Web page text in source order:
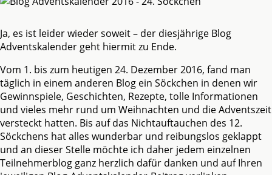
Ja, es ist leider wieder soweit – der diesjährige Blog
Adventskalender geht hiermit zu Ende.
Vom 1. bis zum heutigen 24. Dezember 2016, fand man
täglich in einem anderen Blog ein Söckchen in denen wir
Gewinnspiele, Geschichten, Rezepte, tolle Informationen
und vieles mehr rund um Weihnachten und die Adventszeit
versteckt hatten. Bis auf das Nichtauftauchen des 12.
Söckchens hat alles wunderbar und reibungslos geklappt
und an dieser Stelle möchte ich daher jedem einzelnen
Teilnehmerblog ganz herzlich dafür danken und auf Ihren